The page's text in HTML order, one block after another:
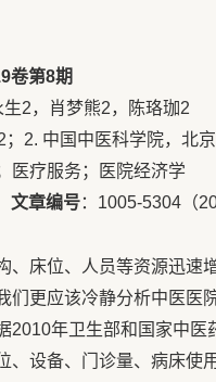
卷第8期
熊2，陈珞珈2
2. 中国中医科学院，北
医疗服务；医院经济学
文章编号：1005-5304（
、床位、人员等资源迅速
们更应该冷静分析中医医
年卫生部和国家中医
、设备、门诊量、病床使